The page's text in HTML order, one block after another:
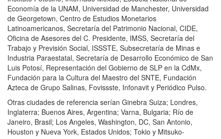
Economía de la UNAM, Universidad de Manchester, Universidad
de Georgetown, Centro de Estudios Monetarios
Latinoamericanos, Secretaría del Patrimonio Nacional, CIDE,
Oficina de Asesores del C. Presidente, IMSS, Secretaría del
Trabajo y Previsión Social, ISSSTE, Subsecretaría de Minas e
Industria Paraestatal, Secretaría de Desarrollo Económico de San
Luis Potosí, Representación del Gobierno de SLP en la CdMx,
Fundación para la Cultura del Maestro del SNTE, Fundación
Azteca de Grupo Salinas, Fovissste, Infonavit y Periódico Pulso.
Otras ciudades de referencia serían Ginebra Suiza; Londres,
Inglaterra; Buenos Aires, Argentina; Varna, Bulgaria; Río de
Janeiro, Brasil; Los Angeles, Washington, DC, San Antonio,
Houston y Nueva York, Estados Unidos; Tokio y Mitsuko-